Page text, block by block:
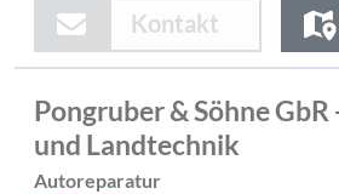
Kontakt
Pongruber & Söhne
und Landtechnik
Autoreparatur